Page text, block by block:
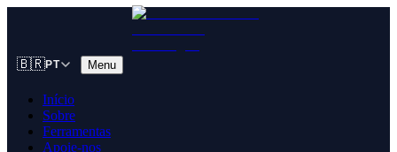
🇧🇷PT Menu
Início
Sobre
Ferramentas
Apoie-nos